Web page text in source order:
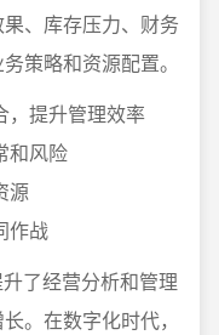
、库存压力、财务
策略和资源配置。
，提升管理效率
和风险
源
作战
了经营分析和管理
。在数字化时代，